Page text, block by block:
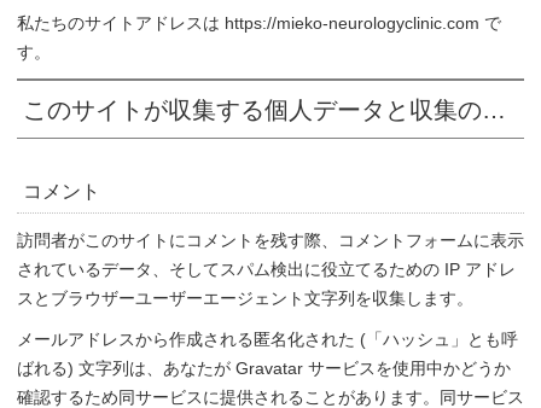
私たちのサイトアドレスは https://mieko-neurologyclinic.com で
す。
このサイトが収集する個人データと収集の理由
コメント
訪問者がこのサイトにコメントを残す際、コメントフォームに表示
されているデータ、そしてスパム検出に役立てるための IP アドレ
スとブラウザーユーザーエージェント文字列を収集します。
メールアドレスから作成される匿名化された (「ハッシュ」とも呼
ばれる) 文字列は、あなたが Gravatar サービスを使用中かどうか
確認するため同サービスに提供されることがあります。同サービス